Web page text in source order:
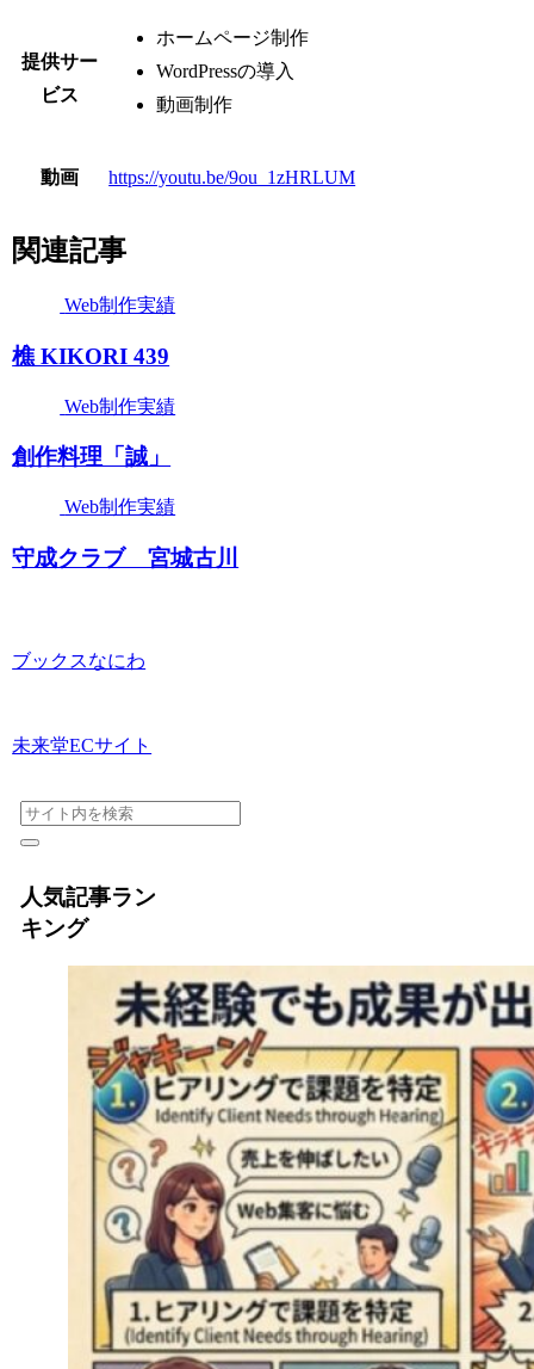
提供サー
ビス
ホームページ制作
WordPressの導入
動画制作
動画 https://youtu.be/9ou_1zHRLUM
関連記事
Web制作実績
樵 KIKORI 439
Web制作実績
創作料理「誠」
Web制作実績
守成クラブ 宮城古川
ブックスなにわ
未来堂ECサイト
人気記事ラン
キング